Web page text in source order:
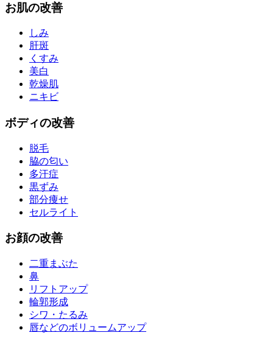
お肌の改善
しみ
肝斑
くすみ
美白
乾燥肌
ニキビ
ボディの改善
脱毛
脇の匂い
多汗症
黒ずみ
部分痩せ
セルライト
お顔の改善
二重まぶた
鼻
リフトアップ
輪郭形成
シワ・たるみ
唇などのボリュームアップ